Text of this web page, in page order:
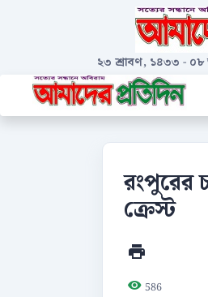
২৩ শ্রাবণ, ১৪৩৩ - ০৮
রংপুরের
ক্রেস্ট
586